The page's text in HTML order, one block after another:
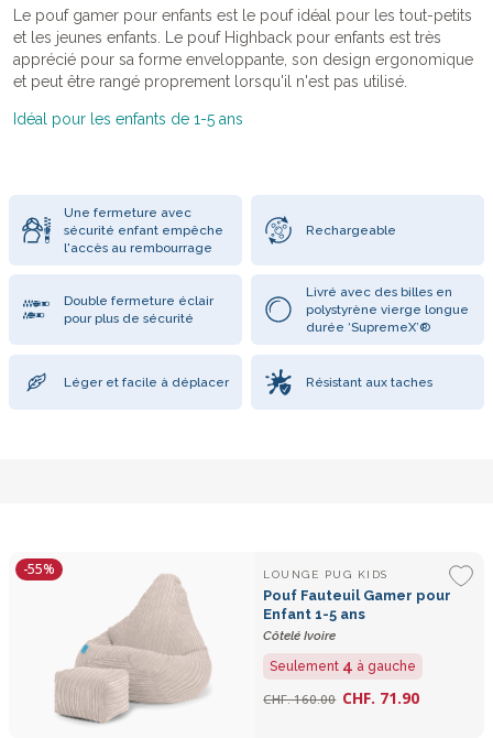
Le pouf gamer pour enfants est le pouf idéal pour les tout-petits
et les jeunes enfants. Le pouf Highback pour enfants est très
apprécié pour sa forme enveloppante, son design ergonomique
et peut être rangé proprement lorsqu'il n'est pas utilisé.
Idéal pour les enfants de 1-5 ans
Une fermeture avec
sécurité enfant empêche
l'accès au rembourrage
Rechargeable
Double fermeture éclair
pour plus de sécurité
Livré avec des billes en
polystyrène vierge longue
durée ‘SupremeX’®
Léger et facile à déplacer Résistant aux taches
-55% LOUNGE PUG KIDS
Pouf Fauteuil Gamer pour
Enfant 1-5 ans
Côtelé Ivoire
Seulement 4 à gauche
CHF. 160.00 CHF. 71.90